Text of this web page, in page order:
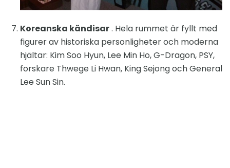
Koreanska kändisar. Hela rummet är fyllt med
figurer av historiska personligheter och moderna
hjältar: Kim Soo Hyun, Lee Min Ho, G-Dragon, PSY,
forskare Thwege Li Hwan, King Sejong och General
Lee Sun Sin.